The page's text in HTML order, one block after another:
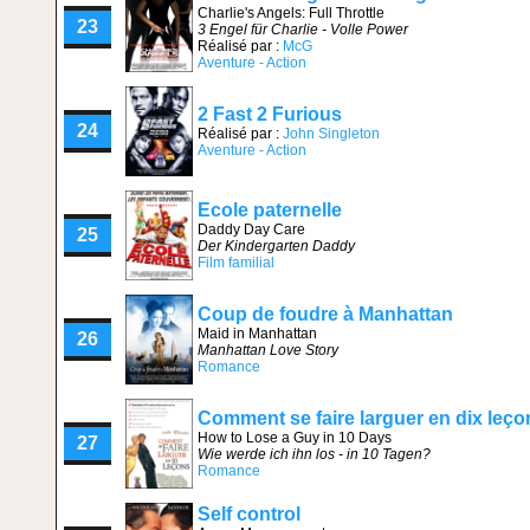
23
Charlie's Angels: Full Throttle
3 Engel für Charlie - Volle Power
Réalisé par : McG
Aventure - Action
24
2 Fast 2 Furious
Réalisé par : John Singleton
Aventure - Action
25
Ecole paternelle
Daddy Day Care
Der Kindergarten Daddy
Film familial
26
Coup de foudre à Manhattan
Maid in Manhattan
Manhattan Love Story
Romance
27
Comment se faire larguer en dix
How to Lose a Guy in 10 Days
Wie werde ich ihn los - in 10 Tagen?
Romance
Self control